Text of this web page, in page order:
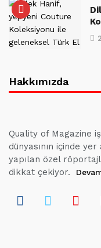
Hakkımızda
Quality of Magazine
dünyasının içinde
yapılan özel
dikkat çekiyor.